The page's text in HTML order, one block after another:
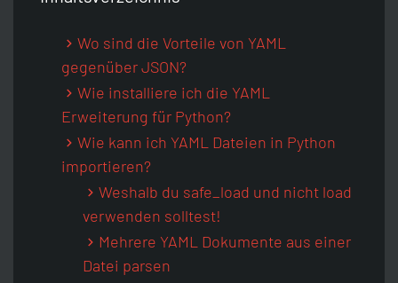
JavaScript
Zurück
SEO Crawler
WordPress Analyse
WordPress Passwort Hash
Passwort-Generator
Zurück
Zurück
Sitemap
Zurück
Wo sind die Vorteile von YAML
gegenüber JSON?
Wie installiere ich die YAML
Erweiterung für Python?
Wie kann ich YAML Dateien in Python
importieren?
Weshalb du safe_load und nicht load
verwenden solltest!
Mehrere YAML Dokumente aus einer
Datei parsen